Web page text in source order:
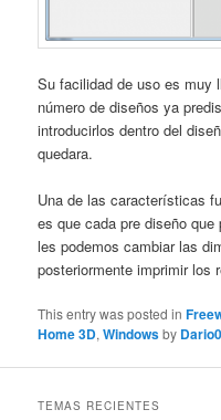
Su facilidad de uso es muy
número de diseños ya
introducirlos dentro del
quedara.
Una de las características
es que cada pre diseño
les podemos cambiar las
posteriormente imprimir los
This entry was posted in
Home 3D,Windowsby
TEMAS RECIENTES